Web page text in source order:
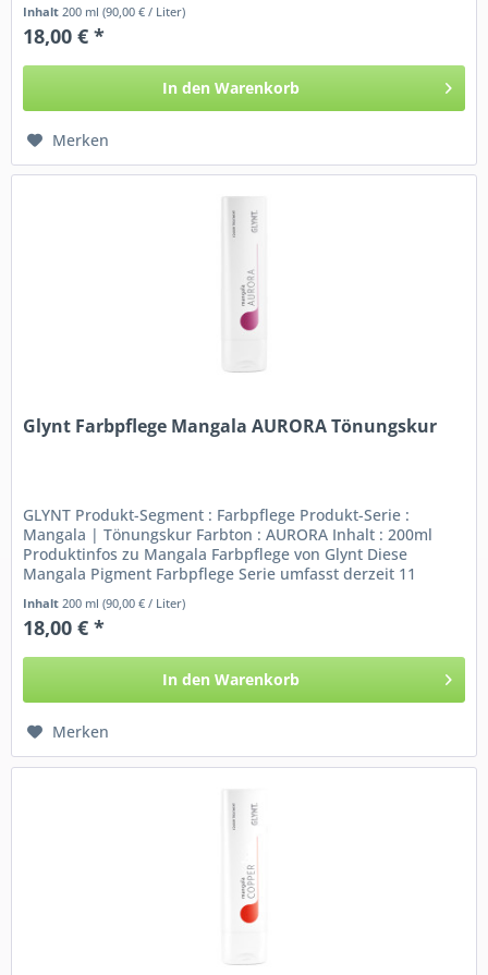
Inhalt 200 ml(90,00 € / Liter)
18,00 € *
In den Warenkorb
Merken
Glynt Farbpflege Mangala AURORA Tönungskur
GLYNT Produkt-Segment : Farbpflege Produkt-Serie :
Mangala | Tönungskur Farbton : AURORA Inhalt : 200ml
Produktinfos zu Mangala Farbpflege von Glynt Diese
Mangala Pigment Farbpflege Serie umfasst derzeit 11
verschieden nuancierte...
Inhalt200 ml(90,00 € / Liter)
18,00 € *
In den Warenkorb
Merken